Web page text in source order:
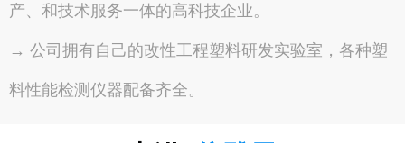
产、和技术服务一体的高科技企业。
→ 公司拥有自己的改性工程塑料研发实验室，各种塑
料性能检测仪器配备齐全。